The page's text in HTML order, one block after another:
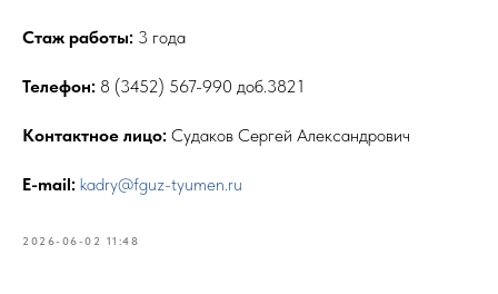
Стаж работы: 3 года
Телефон: 8 (3452) 567-990 доб.3821
Контактное лицо: Судаков Сергей Александрович
Е-mail: kadry@fguz-tyumen.ru
2026-06-02 11:48